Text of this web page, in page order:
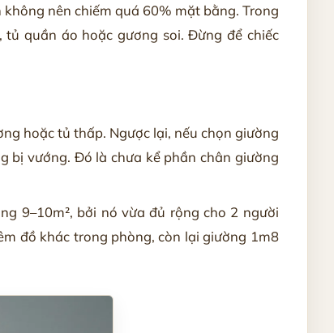
nên chiếm quá 60% mặt bằng. Trong
tủ quần áo hoặc gương soi. Đừng để chiếc
hoặc tủ thấp. Ngược lại, nếu chọn giường
bị vướng. Đó là chưa kể phần chân giường
9–10m², bởi nó vừa đủ rộng cho 2 người
đồ khác trong phòng, còn lại giường 1m8